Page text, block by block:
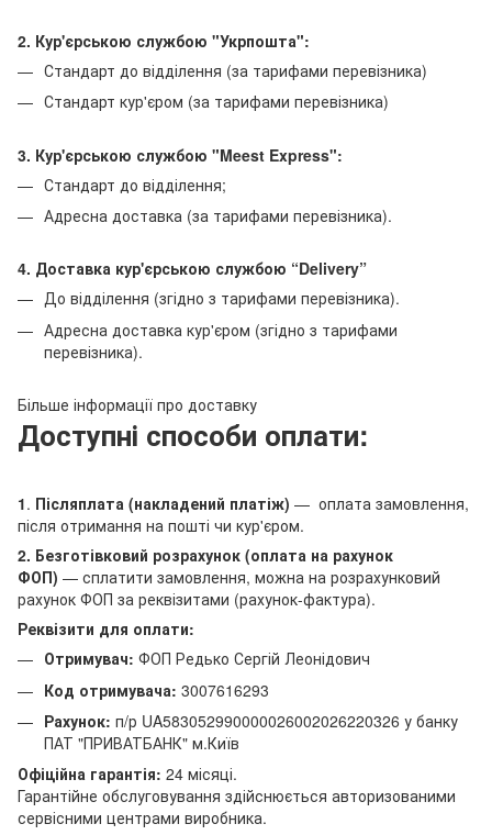
2. Кур'єрською службою "Укрпошта":
Стандарт до відділення (за тарифами перевізника)
Стандарт кур'єром (за тарифами перевізника)
3. Кур'єрською службою "Meest Express":
Стандарт до відділення;
Адресна доставка (за тарифами перевізника).
4. Доставка кур'єрською службою “Delivery”
До відділення (згідно з тарифами перевізника).
Адресна доставка кур'єром (згідно з тарифами
перевізника).
Більше інформації про доставку
Доступні способи оплати:
1. Післяплата (накладений платіж) — оплата замовлення,
після отримання на пошті чи кур'єром.
2. Безготівковий розрахунок (оплата на рахунок
ФОП) — сплатити замовлення, можна на розрахунковий
рахунок ФОП за реквізитами (рахунок-фактура).
Реквізити для оплати:
Отримувач: ФОП Редько Сергій Леонідович
Код отримувача: 3007616293
Рахунок: п/р UA583052990000026002026220326 у банку
ПАТ "ПРИВАТБАНК" м.Київ
Офіційна гарантія: 24 місяці.
Гарантійне обслуговування здійснюється авторизованими
сервісними центрами виробника.